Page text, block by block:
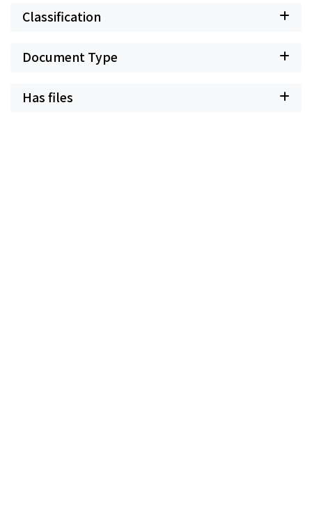
Classification
Document Type
Has files